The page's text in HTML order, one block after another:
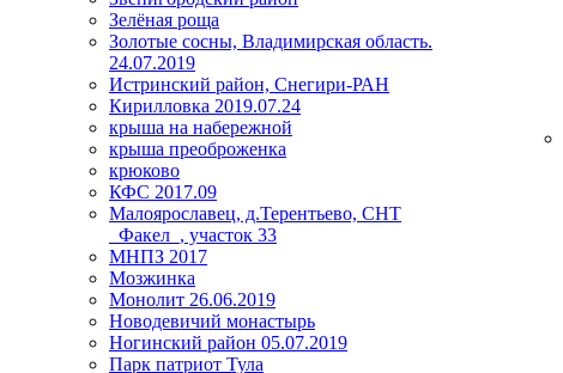
Зелёная роща
Золотые сосны, Владимирская область.
24.07.2019
Истринский район, Снегири-РАН
Кирилловка 2019.07.24
крыша на набережной
крыша преоброженка
крюково
КФС 2017.09
Малоярославец, д.Терентьево, СНТ
_Факел_, участок 33
МНПЗ 2017
Мозжинка
Монолит 26.06.2019
Новодевичий монастырь
Ногинский район 05.07.2019
Парк патриот Тула